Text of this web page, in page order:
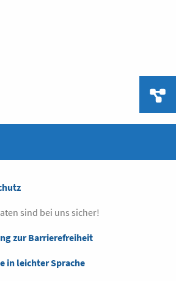
sind bei uns sicher!
zur Barrierefreiheit
in leichter Sprache